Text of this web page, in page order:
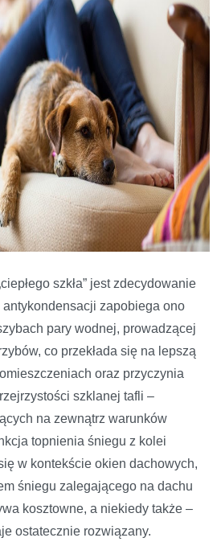
szkła” jest zdecydowanie
zapobiega ono
pary wodnej, prowadzącej
co przekłada się na lepszą
oraz przyczynia
szklanej tafli –
na zewnątrz warunków
topnienia śniegu z kolei
w kontekście okien dachowych,
śniegu zalegającego na dachu
kosztowne, a niekiedy także –
ostatecznie rozwiązany.